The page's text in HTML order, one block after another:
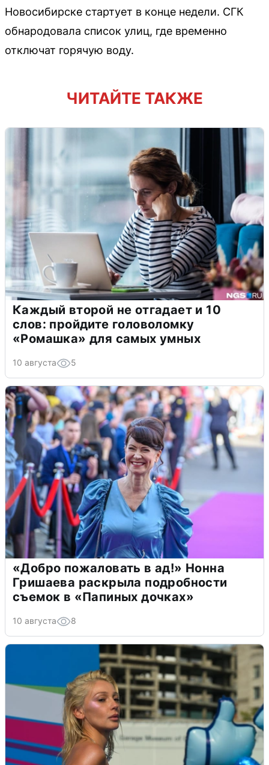
Новосибирске стартует в конце недели. СГК
обнародовала список улиц, где временно
отключат горячую воду.
ЧИТАЙТЕ ТАКЖЕ
Каждый второй не отгадает и 10
слов: пройдите головоломку
«Ромашка» для самых умных
10 августа 5
«Добро пожаловать в ад!» Нонна
Гришаева раскрыла подробности
съемок в «Папиных дочках»
10 августа 8